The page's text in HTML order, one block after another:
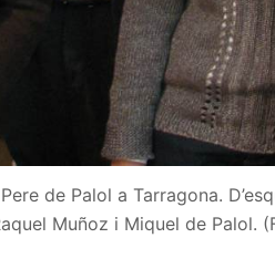
de Palol a Tarragona.
Muñoz i Miquel de Palol.